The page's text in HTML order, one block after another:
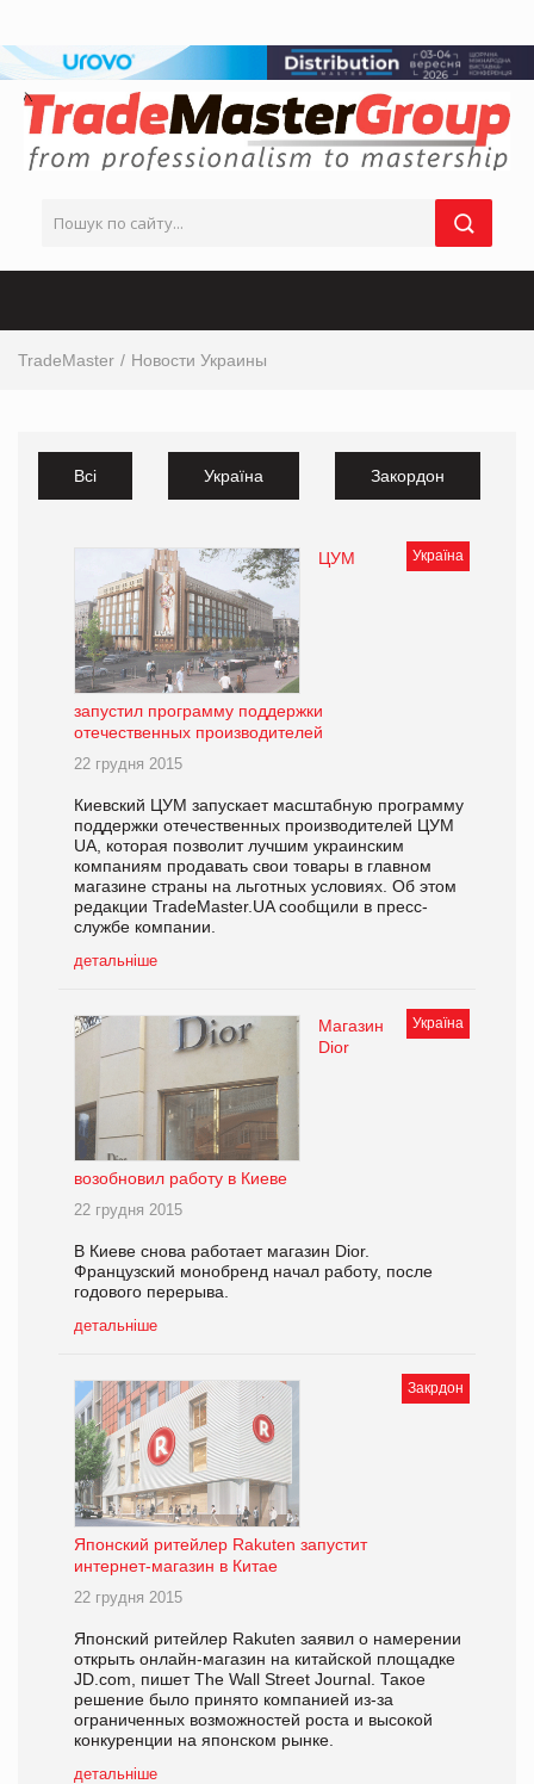
TradeMaster Новости Украины
Всі Україна Закордон
Україна
ЦУМ
запустил программу поддержки
отечественных производителей
22 грудня 2015
Киевский ЦУМ запускает масштабную программу
поддержки отечественных производителей ЦУМ
UA, которая позволит лучшим украинским
компаниям продавать свои товары в главном
магазине страны на льготных условиях. Об этом
редакции TradeMaster.UA сообщили в пресс-
службе компании.
детальніше
Україна
Магазин
Dior
возобновил работу в Киеве
22 грудня 2015
В Киеве снова работает магазин Dior.
Французский монобренд начал работу, после
годового перерыва.
детальніше
Закрдон
Японский ритейлер Rakuten запустит
интернет-магазин в Китае
22 грудня 2015
Японский ритейлер Rakuten заявил о намерении
открыть онлайн-магазин на китайской площадке
JD.com, пишет The Wall Street Journal. Такое
решение было принято компанией из-за
ограниченных возможностей роста и высокой
конкуренции на японском рынке.
детальніше